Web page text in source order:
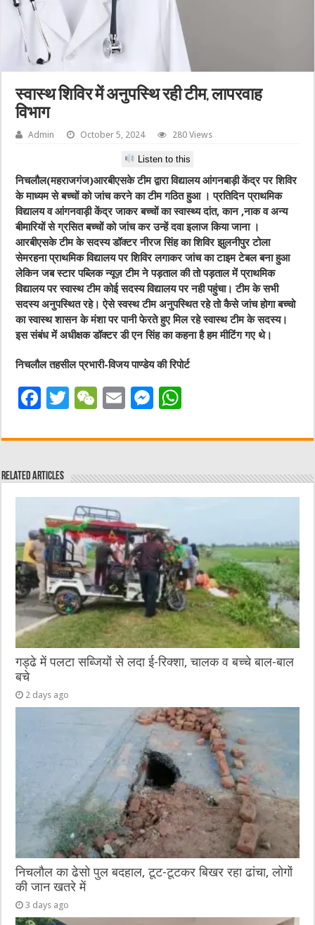
स्वास्थ शिविर में अनुपस्थि रही टीम, लापरवाह
विभाग
Admin October 5, 2024 280 Views
Listen to this
निचलौल(महराजगंज)आरबीएसके टीम द्वारा विद्यालय आंगनबाड़ी केंद्र पर शिविर
के माध्यम से बच्चों को जांच करने का टीम गठित हुआ । प्रतिदिन प्राथमिक
विद्यालय व आंगनवाड़ी केंद्र जाकर बच्चों का स्वास्थ्य दांत, कान ,नाक व अन्य
बीमारियों से ग्रसित बच्चों को जांच कर उन्हें दवा इलाज किया जाना ।
आरबीएसके टीम के सदस्य डॉक्टर नीरज सिंह का शिविर झुलनीपुर टोला
सेमरहना प्राथमिक विद्यालय पर शिविर लगाकर जांच का टाइम टेबल बना हुआ
लेकिन जब स्टार पब्लिक न्यूज़ टीम ने पड़ताल की तो पड़ताल में प्राथमिक
विद्यालय पर स्वास्थ टीम कोई सदस्य विद्यालय पर नही पहुंचा। टीम के सभी
सदस्य अनुपस्थित रहे। ऐसे स्वस्थ टीम अनुपस्थित रहे तो कैसे जांच होगा बच्चो
का स्वास्थ शासन के मंशा पर पानी फेरते हुए मिल रहे स्वास्थ टीम के सदस्य।
इस संबंध में अधीक्षक डॉक्टर डी एन सिंह का कहना है हम मीटिंग गए थे।
निचलौल तहसील प्रभारी-विजय पाण्डेय की रिपोर्ट
F
c
e
b
o
o
k
T
it
r
W
C
at
E
ai
M
ss
n
er
at
A
p
Related Articles
गड्ढे में पलटा सब्जियों से लदा ई-रिक्शा, चालक व बच्चे बाल-बाल
बचे
2 days ago
निचलौल का ढेसो पुल बदहाल, टूट-टूटकर बिखर रहा ढांचा, लोगों
की जान खतरे में
3 days ago